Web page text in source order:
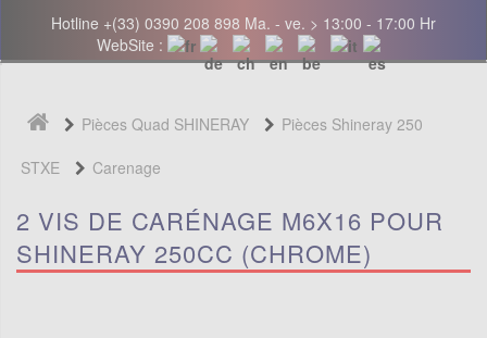
Hotline +(33) 0390 208 898 Ma. - ve. > 13:00 - 17:00 Hr
WebSite :
Pièces Quad SHINERAY
Pièces Shineray 250
STXE
Carenage
2 VIS DE CARÉNAGE M6X16 POUR
SHINERAY 250CC (CHROME)